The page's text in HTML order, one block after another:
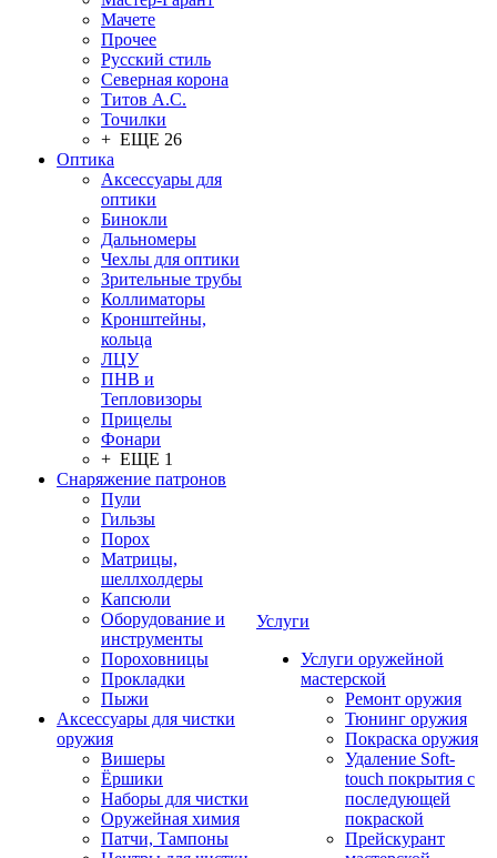
Мачете
Прочее
Русский стиль
Северная корона
Титов А.С.
Точилки
+ ЕЩЕ 26
Оптика
Аксессуары для
оптики
Бинокли
Дальномеры
Чехлы для оптики
Зрительные трубы
Коллиматоры
Кронштейны,
кольца
ЛЦУ
ПНВ и
Тепловизоры
Прицелы
Фонари
+ ЕЩЕ 1
Снаряжение патронов
Пули
Гильзы
Порох
Матрицы,
шеллхолдеры
Капсюли
Оборудование и
инструменты
Пороховницы
Прокладки
Пыжи
Аксессуары для чистки
оружия
Вишеры
Ёршики
Наборы для чистки
Оружейная химия
Патчи, Тампоны
Услуги
Услуги оружейной
мастерской
Ремонт оружия
Тюнинг оружия
Покраска оружия
Удаление Soft-
touch покрытия с
последующей
покраской
Прейскурант